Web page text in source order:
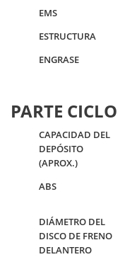
EMS
ESTRUCTURA
ENGRASE
PARTE CICLO
CAPACIDAD DEL
DEPÓSITO
(APROX.)
ABS
DIÁMETRO DEL
DISCO DE FRENO
DELANTERO